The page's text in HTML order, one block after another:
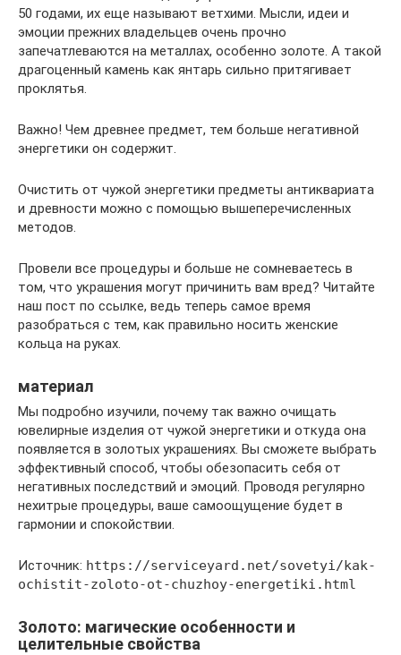
50 годами, их еще называют ветхими. Мысли, идеи и
эмоции прежних владельцев очень прочно
запечатлеваются на металлах, особенно золоте. А такой
драгоценный камень как янтарь сильно притягивает
проклятья.
Важно! Чем древнее предмет, тем больше негативной
энергетики он содержит.
Очистить от чужой энергетики предметы антиквариата
и древности можно с помощью вышеперечисленных
методов.
Провели все процедуры и больше не сомневаетесь в
том, что украшения могут причинить вам вред? Читайте
наш пост по ссылке, ведь теперь самое время
разобраться с тем, как правильно носить женские
кольца на руках.
материал
Мы подробно изучили, почему так важно очищать
ювелирные изделия от чужой энергетики и откуда она
появляется в золотых украшениях. Вы сможете выбрать
эффективный способ, чтобы обезопасить себя от
негативных последствий и эмоций. Проводя регулярно
нехитрые процедуры, ваше самоощущение будет в
гармонии и спокойствии.
Источник: https://serviceyard.net/sovetyi/kak-
ochistit-zoloto-ot-chuzhoy-energetiki.html
Золото: магические особенности и
целительные свойства